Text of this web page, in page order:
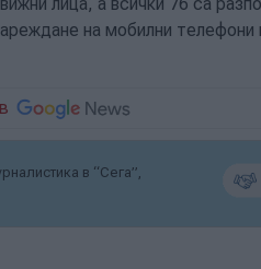
на мобилни телефони
в “Сега”,